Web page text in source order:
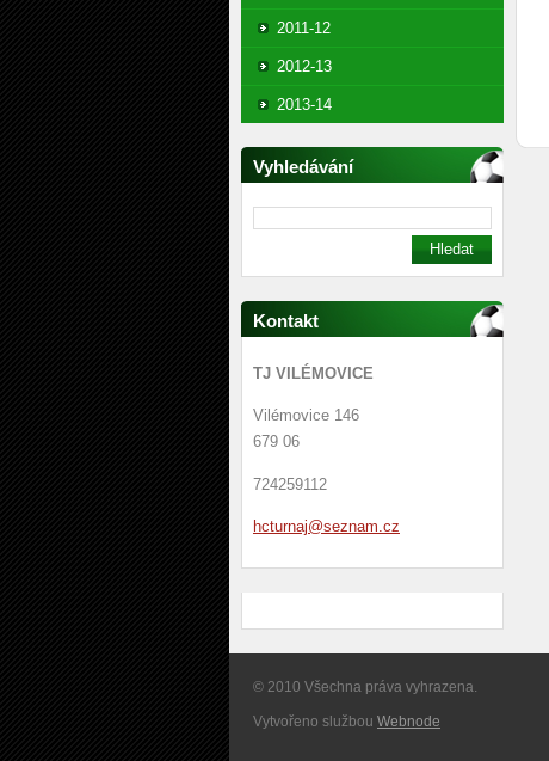
2011-12
2012-13
2013-14
Vyhledávání
Kontakt
TJ VILÉMOVICE
Vilémovice 146
679 06
724259112
hcturnaj@seznam. cz
© 2010 Všechna práva vyhrazena.
Vytvořeno službou Webnode